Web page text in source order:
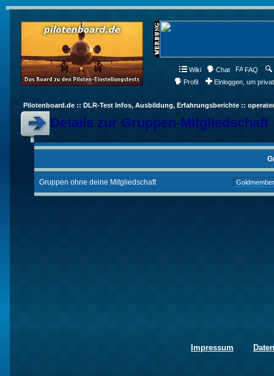
Wiki Chat FAQ
Profil
Einloggen, um
Pilotenboard.de :: DLR-Test Infos, Ausbildung, Erfahrungsberichte ::
Details zur Gruppen-Mitgliedschaft
Gruppen ohne deine Mitgliedschaft
Impressum